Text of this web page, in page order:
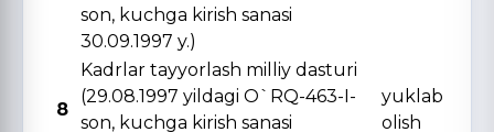
son, kuchga kirish sanasi
30.09.1997 y.)
8
Kadrlar tayyorlash milliy dasturi
(29.08.1997 yildagi O`RQ-463-I-
son, kuchga kirish sanasi
yuklab
olish